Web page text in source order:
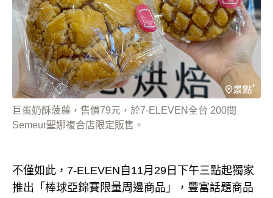
巨蛋奶酥菠蘿，售價79元，於7-ELEVEN全台 200間
Semeur聖娜複合店限定販售。
不僅如此，7-ELEVEN自11月29日下午三點起獨家
推出「棒球亞錦賽限量周邊商品」，豐富話題商品